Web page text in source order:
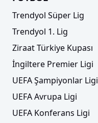
Trendyol Süper Lig
Trendyol 1. Lig
Ziraat Türkiye Kupası
İngiltere Premier Ligi
UEFA Şampiyonlar Ligi
UEFA Avrupa Ligi
UEFA Konferans Ligi